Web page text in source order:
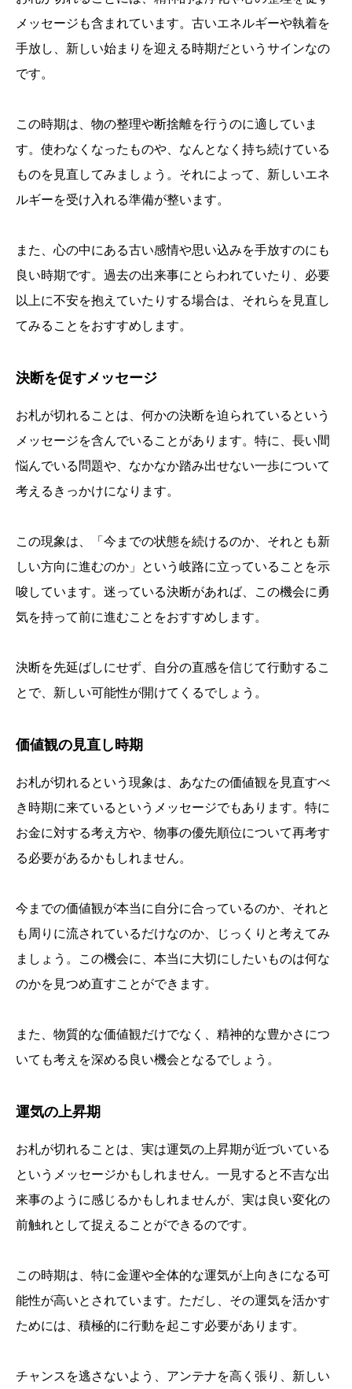
メッセージも含まれています。古いエネルギーや執着を
手放し、新しい始まりを迎える時期だというサインなの
です。
この時期は、物の整理や断捨離を行うのに適していま
す。使わなくなったものや、なんとなく持ち続けている
ものを見直してみましょう。それによって、新しいエネ
ルギーを受け入れる準備が整います。
また、心の中にある古い感情や思い込みを手放すのにも
良い時期です。過去の出来事にとらわれていたり、必要
以上に不安を抱えていたりする場合は、それらを見直し
てみることをおすすめします。
決断を促すメッセージ
お札が切れることは、何かの決断を迫られているという
メッセージを含んでいることがあります。特に、長い間
悩んでいる問題や、なかなか踏み出せない一歩について
考えるきっかけになります。
この現象は、「今までの状態を続けるのか、それとも新
しい方向に進むのか」という岐路に立っていることを示
唆しています。迷っている決断があれば、この機会に勇
気を持って前に進むことをおすすめします。
決断を先延ばしにせず、自分の直感を信じて行動するこ
とで、新しい可能性が開けてくるでしょう。
価値観の見直し時期
お札が切れるという現象は、あなたの価値観を見直すべ
き時期に来ているというメッセージでもあります。特に
お金に対する考え方や、物事の優先順位について再考す
る必要があるかもしれません。
今までの価値観が本当に自分に合っているのか、それと
も周りに流されているだけなのか、じっくりと考えてみ
ましょう。この機会に、本当に大切にしたいものは何な
のかを見つめ直すことができます。
また、物質的な価値観だけでなく、精神的な豊かさにつ
いても考えを深める良い機会となるでしょう。
運気の上昇期
お札が切れることは、実は運気の上昇期が近づいている
というメッセージかもしれません。一見すると不吉な出
来事のように感じるかもしれませんが、実は良い変化の
前触れとして捉えることができるのです。
この時期は、特に金運や全体的な運気が上向きになる可
能性が高いとされています。ただし、その運気を活かす
ためには、積極的に行動を起こす必要があります。
チャンスを逃さないよう、アンテナを高く張り、新しい